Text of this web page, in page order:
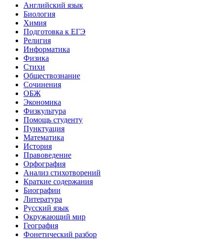
Английский язык
Биология
Химия
Подготовка к ЕГЭ
Религия
Информатика
Физика
Стихи
Обществознание
Сочинения
ОБЖ
Экономика
Физкультура
Помощь студенту
Пунктуация
Математика
История
Правоведение
Орфография
Анализ стихотворений
Краткие содержания
Биографии
Литература
Русский язык
Окружающий мир
География
Фонетический разбор